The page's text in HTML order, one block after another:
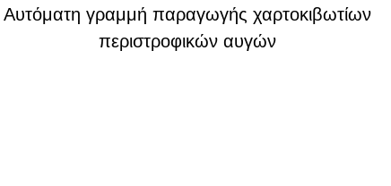
καπάκι για φλιτζάνι ποτών, κ.λπ.